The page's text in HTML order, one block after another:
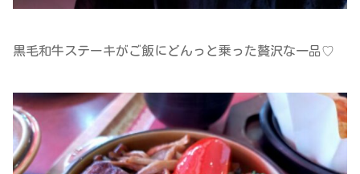
黒毛和牛ステーキがご飯にどんっと乗った贅沢な一品♡